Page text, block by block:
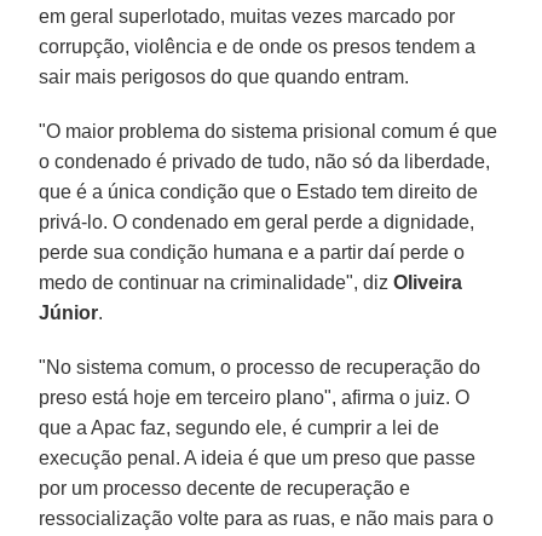
em geral superlotado, muitas vezes marcado por
corrupção, violência e de onde os presos tendem a
sair mais perigosos do que quando entram.
"O maior problema do sistema prisional comum é que
o condenado é privado de tudo, não só da liberdade,
que é a única condição que o Estado tem direito de
privá-lo. O condenado em geral perde a dignidade,
perde sua condição humana e a partir daí perde o
medo de continuar na criminalidade", dizOliveira
Júnior.
"No sistema comum, o processo de recuperação do
preso está hoje em terceiro plano", afirma o juiz. O
que a Apac faz, segundo ele, é cumprir a lei de
execução penal. A ideia é que um preso que passe
por um processo decente de recuperação e
ressocialização volte para as ruas, e não mais para o